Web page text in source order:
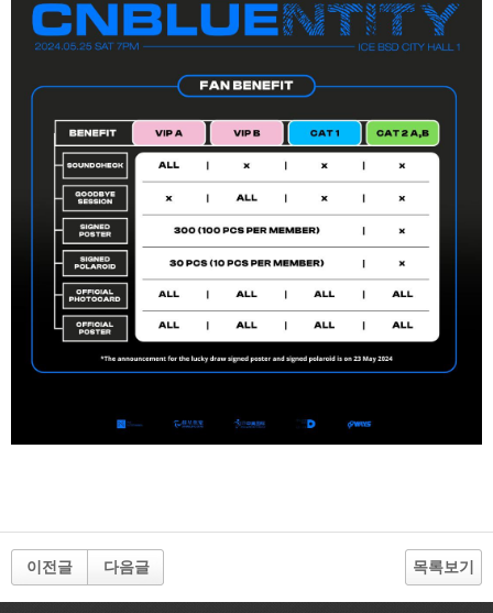
이전글 다음글 목록보기